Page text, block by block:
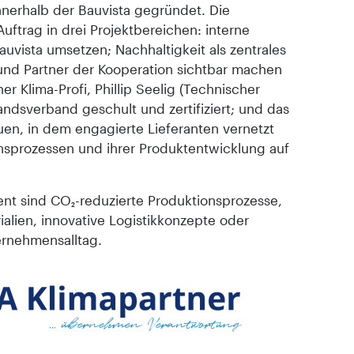
der Bauvista gegründet. Die
in drei Projektbereichen: interne
umsetzen; Nachhaltigkeit als zentrales
Partner der Kooperation sichtbar machen
Klima-Profi, Phillip Seelig (Technischer
geschult und zertifiziert; und das
in dem engagierte Lieferanten vernetzt
und ihrer Produktentwicklung auf
sind CO₂-reduzierte Produktionsprozesse,
innovative Logistikkonzepte oder